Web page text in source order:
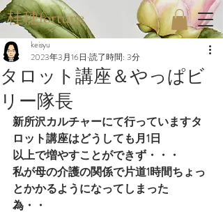
桂穂fortune
タロット講座＆やっぱビ
リー隊長
keisyu
2023年3月16日 読了時間: 3分
新所沢カルチャーにて行っていますタ
ロット講座はどうしても月1日
以上で増やすことができず・・・
私が母の介護の関係で片道1時間ちょっ
とかかるようになってしまった
為・・